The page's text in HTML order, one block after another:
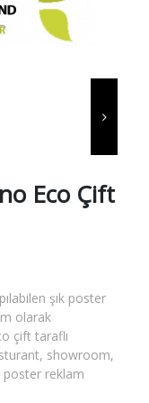
Eco Çift
şık poster
olarak
çift taraflı
showroom,
poster reklam